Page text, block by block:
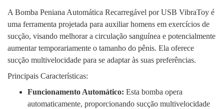
A Bomba Peniana Automática Recarregável por USB VibraToy é
uma ferramenta projetada para auxiliar homens em exercícios de
sucção, visando melhorar a circulação sanguínea e potencialmente
aumentar temporariamente o tamanho do pênis. Ela oferece
sucção multivelocidade para se adaptar às suas preferências.
Principais Características:
Funcionamento Automático: Esta bomba opera
automaticamente, proporcionando sucção multivelocidade